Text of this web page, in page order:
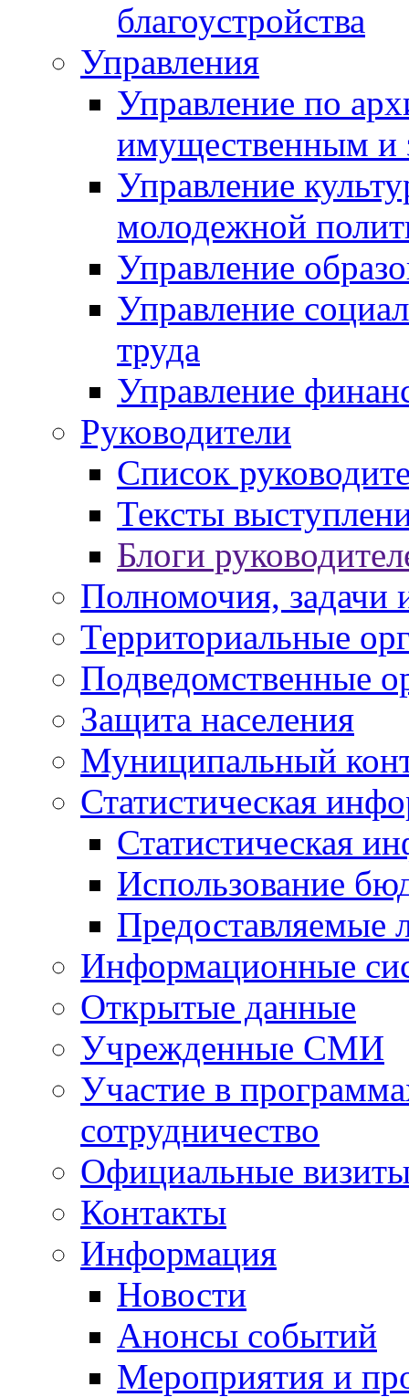
благоустройства
Управления
Управление по
имущественным и
Управление
молодежной
Управление
Управление
труда
Управление
Руководители
Список
Тексты
Блоги
Полномочия, задачи
Территориальные
Подведомственные
Защита населения
Муниципальный
Статистическая
Статистическая
Использование
Предоставляемые
Информационные
Открытые данные
Учрежденные СМИ
Участие в
сотрудничество
Официальные
Контакты
Информация
Новости
Анонсы событий
Мероприятия и